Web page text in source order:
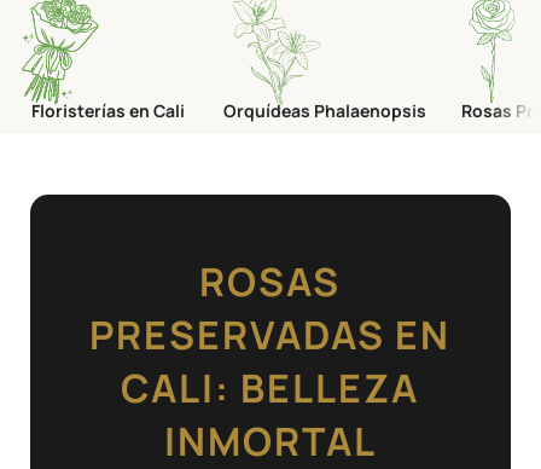
Floristerías en Cali Orquídeas Phalaenopsis Rosas
ROSAS
PRESERVADAS EN
CALI: BELLEZA
INMORTAL